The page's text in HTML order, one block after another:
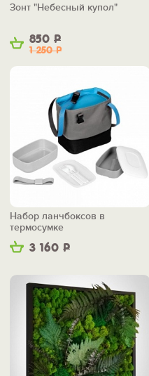
850 Р
1 250Р
Зонт "Небесный купол"
3 160 Р
Набор ланчбоксов в
термосумке